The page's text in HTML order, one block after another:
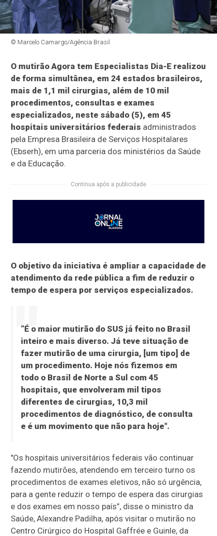
© Marcelo Camargo/Agência Brasil
O mutirão Agora tem Especialistas Dia-E realizou
de forma simultânea, em 24 estados brasileiros,
mais de 1,1 mil cirurgias, além de 10 mil
procedimentos, consultas e exames
especializados, neste sábado (5), em 45
hospitais universitários federais administrados
pela Empresa Brasileira de Serviços Hospitalares
(Ebserh), em uma parceria dos ministérios da Saúde
e da Educação.
Continua após a publicidade
O objetivo da iniciativa é ampliar a capacidade de
atendimento da rede pública a fim de reduzir o
tempo de espera por serviços especializados.
“É o maior mutirão do SUS já feito no Brasil
inteiro e mais diverso. Já teve situação de
fazer mutirão de uma cirurgia, [um tipo] de
um procedimento. Hoje nós fizemos em
todo o Brasil de Norte a Sul com 45
hospitais, que envolveram mil tipos
diferentes de cirurgias, 10,3 mil
procedimentos de diagnóstico, de consulta
e é um movimento que não para hoje".
"Os hospitais universitários federais vão continuar
fazendo mutirões, atendendo em terceiro turno os
procedimentos de exames eletivos, não só urgência,
para a gente reduzir o tempo de espera das cirurgias
e dos exames em nosso país”, disse o ministro da
Saúde, Alexandre Padilha, após visitar o mutirão no
Centro Cirúrgico do Hospital Gaffrée e Guinle, da